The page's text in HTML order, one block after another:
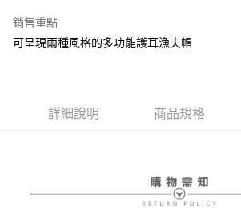
3.實際核准額度、可分期數及費用金額請依後續交易
4.訂單成立30分鐘內，如未前往確認交易或遇審核未
消。如遇「轉專審核」未通過狀況，表示未達大哥付
2.透過簡訊連結打開帳單後，可選擇「超商條碼／台
1.本服務係由「台灣大哥大股份有限公司」（以下簡
用戶於交易時，得透過本服務購買商品或服務，並
買賣價金債權讓與本公司後，依約使用本公司帳單繳
便利好安心！
１．簡單：不需註冊會員、不需綁卡、不需儲值。
２．便利：只要手機號碼，簡訊認證，即可結帳。
１．於結帳方式選擇「AFTEE先享後付」後，將跳
※ 請注意：結帳手續完成當下不需立刻繳費，但若
購買商品的店家。未經商家同意取消之訂單仍視為
運送方式
付款後全家取貨
每筆NT$80，滿NT$2,000(含以上)免運費
銷售重點
可呈現兩種風格的多功能護耳漁夫帽
詳細說明 商品規格